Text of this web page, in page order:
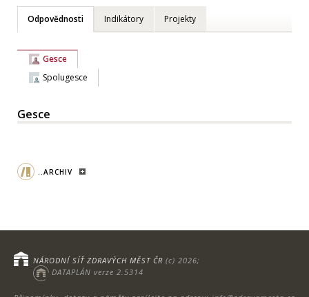
Odpovědnosti Indikátory Projekty
Gesce
Spolugesce
Gesce
..ARCHIV
NÁRODNÍ SÍŤ ZDRAVÝCH MĚST ČR (c) 2026;
DATAPLÁN verze 2.5314